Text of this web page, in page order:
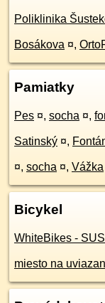
Poliklinika
Bosákova ¤,
Pamiatky
Pes ¤, socha ¤,
Satinský ¤,
¤, socha ¤, Vážka
Bicykel
WhiteBikes -
miesto na